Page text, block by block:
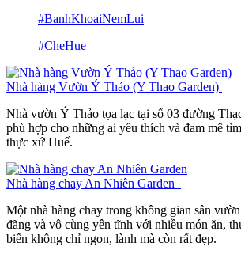
#BanhKhoaiNemLui
#CheHue
Nhà hàng Vườn Ý Thảo (Y Thao Garden)
Nhà vườn Ý Thảo tọa lạc tại số 03 đường
phù hợp cho những ai yêu thích và đam mê
thực xứ Huế.
Nhà hàng chay An Nhiên Garden
Một nhà hàng chay trong không gian sân
đãng và vô cùng yên tĩnh với nhiều món ăn,
biến không chỉ ngon, lành mà còn rất đẹp.